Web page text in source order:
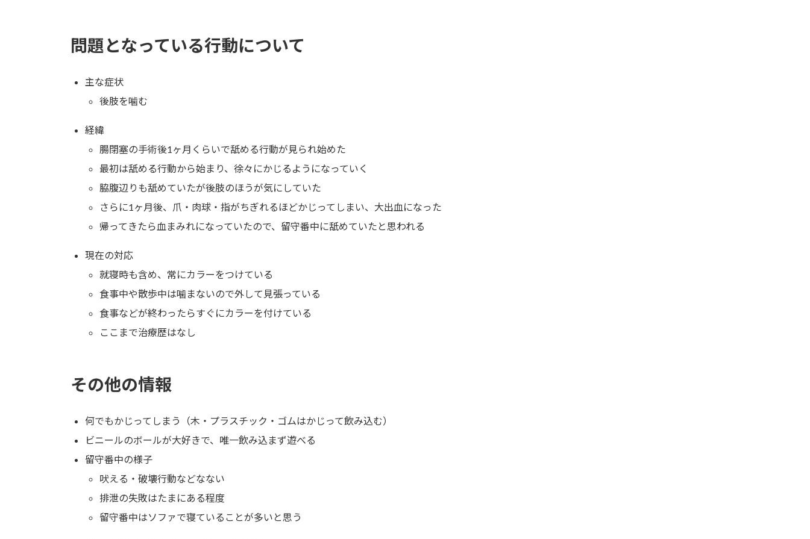
問題となっている行動について
主な症状
後肢を噛む
経緯
腸閉塞の手術後1ヶ月くらいで舐める行動が見られ始めた
最初は舐める行動から始まり、徐々にかじるようになっていく
脇腹辺りも舐めていたが後肢のほうが気にしていた
さらに1ヶ月後、爪・肉球・指がちぎれるほどかじってしまい、大出血になった
帰ってきたら血まみれになっていたので、留守番中に舐めていたと思われる
現在の対応
就寝時も含め、常にカラーをつけている
食事中や散歩中は噛まないので外して見張っている
食事などが終わったらすぐにカラーを付けている
ここまで治療歴はなし
その他の情報
何でもかじってしまう（木・プラスチック・ゴムはかじって飲み込む）
ビニールのボールが大好きで、唯一飲み込まず遊べる
留守番中の様子
吠える・破壊行動などなない
排泄の失敗はたまにある程度
留守番中はソファで寝ていることが多いと思う